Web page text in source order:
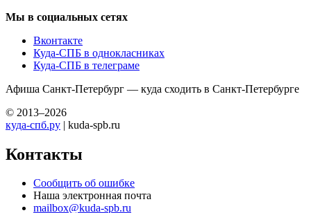
Мы в социальных сетях
Вконтакте
Куда-СПБ в однокласниках
Куда-СПБ в телеграме
Афиша Санкт-Петербург — куда сходить в Санкт-Петербурге
© 2013–2026
куда-спб.ру | kuda-spb.ru
Контакты
Сообщить об ошибке
Наша электронная почта
mailbox@kuda-spb.ru